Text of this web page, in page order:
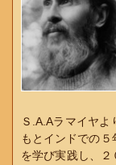
Ｓ.A.Aラマイヤ
もとインドでの
を学び実践し、